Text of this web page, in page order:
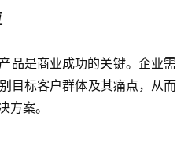
品是商业成功的关键。企业需
目标客户群体及其痛点，从而
方案。